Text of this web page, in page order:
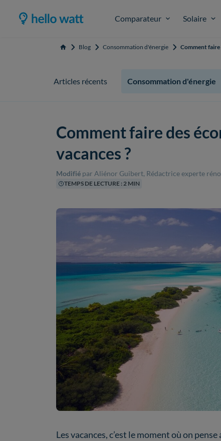
Comparateur Solaire
Accueil Blog Consommation d'énergie Comment faire
Articles récents Consommation d'énergie
Comment faire des
vacances ?
Modifié par Aliénor Guibert, Rédactrice experte
TEMPS DE LECTURE : 2 MIN
Les vacances, c’est le moment où on